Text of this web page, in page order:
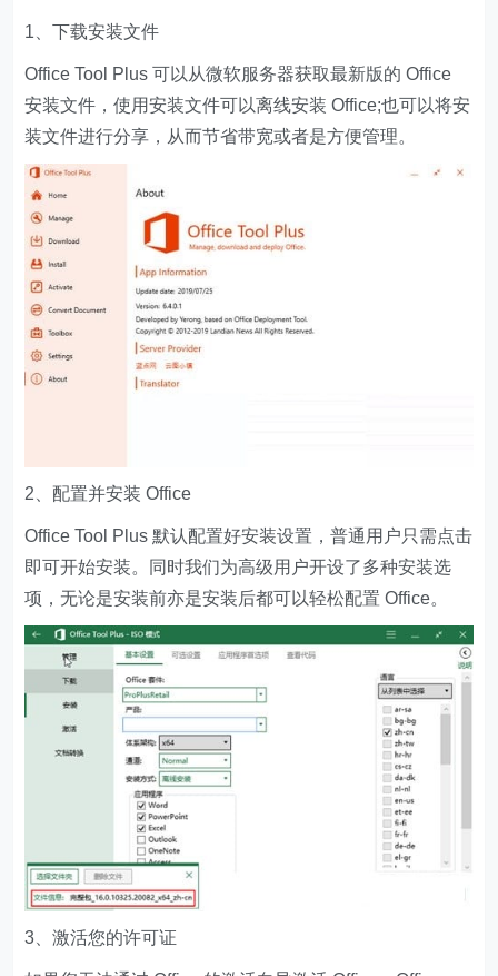
1、下载安装文件
Office Tool Plus 可以从微软服务器获取最新版的 Office
安装文件，使用安装文件可以离线安装 Office;也可以将安
装文件进行分享，从而节省带宽或者是方便管理。
2、配置并安装 Office
Office Tool Plus 默认配置好安装设置，普通用户只需点击
即可开始安装。同时我们为高级用户开设了多种安装选
项，无论是安装前亦是安装后都可以轻松配置 Office。
3、激活您的许可证